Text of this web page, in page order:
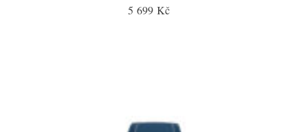
5 699 Kč